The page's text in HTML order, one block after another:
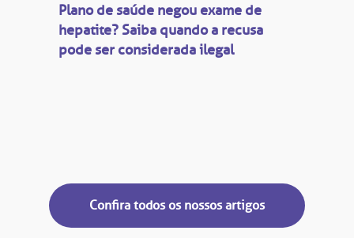
Plano de saúde negou exame de
hepatite? Saiba quando a recusa
pode ser considerada ilegal
Confira todos os nossos artigos